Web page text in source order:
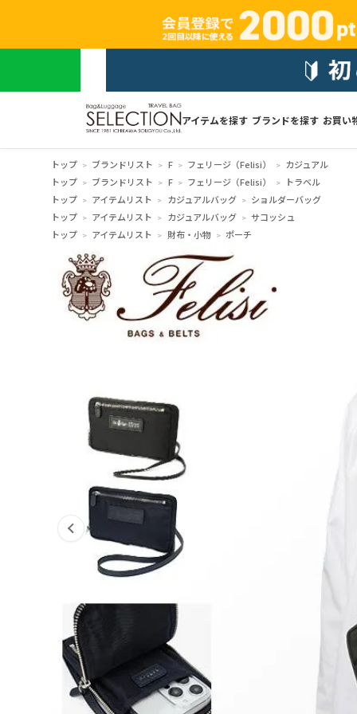
アイテムを探す ブランドを探す お買い
トップ ブランドリスト F フェリージ（Felisi）
カジュアル
トップ
ブランドリスト F フェリージ（Felisi）
トラベル
トップ
アイテムリスト カジュアルバッグ
ショルダーバッグ
トップ
アイテムリスト カジュアルバッグ
サコッシュ
トップ
アイテムリスト 財布・小物 ポーチ